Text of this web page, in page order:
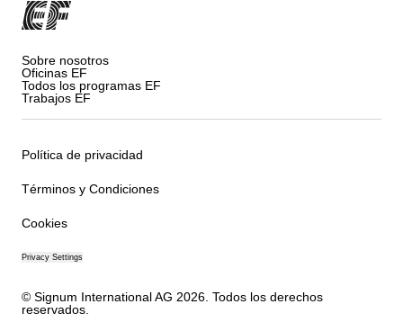
Sobre nosotros
Oficinas EF
Todos los programas EF
Trabajos EF
Política de privacidad
Términos y Condiciones
Cookies
Privacy Settings
© Signum International AG 2026. Todos los derechos
reservados.